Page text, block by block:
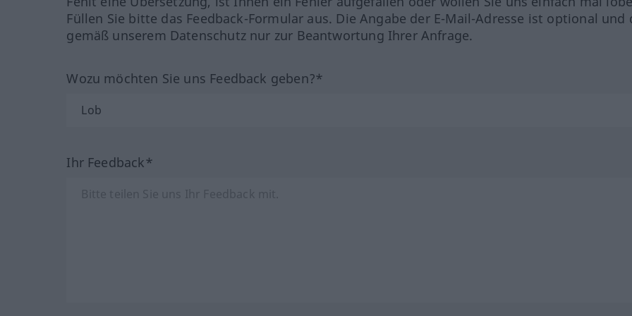
Füllen Sie bitte das Feedback-Formular aus. Die Angabe der E-Mail-Adresse ist optional und
gemäß unserem Datenschutz nur zur Beantwortung Ihrer Anfrage.
Wozu möchten Sie uns Feedback geben?*
Ihr Feedback*